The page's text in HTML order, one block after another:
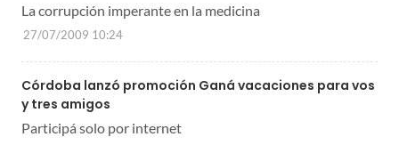
La corrupción imperante en la medicina
27/07/2009 10:24
Córdoba lanzó promoción Ganá vacaciones para vos
y tres amigos
Participá solo por internet